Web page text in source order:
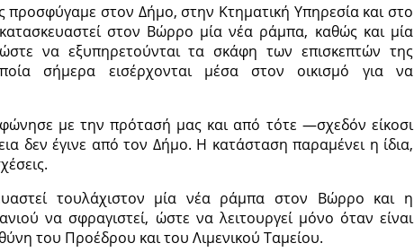
προσφύγαμε στον Δήμο, στην Κτηματική Υπηρεσία και στο
στον Βώρρο μία νέα ράμπα, καθώς και μία
να εξυπηρετούνται τα σκάφη των επισκεπτών της
σήμερα εισέρχονται μέσα στον οικισμό για να
με την πρότασή μας και από τότε —σχεδόν είκοσι
δεν έγινε από τον Δήμο. Η κατάσταση παραμένει η ίδια,
τουλάχιστον μία νέα ράμπα στον Βώρρο και η
να σφραγιστεί, ώστε να λειτουργεί μόνο όταν είναι
του Προέδρου και του Λιμενικού Ταμείου.